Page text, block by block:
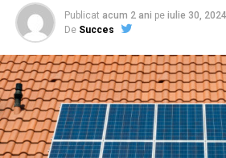
Publicat acum 2 ani pe iulie 30, 2024
De Succes